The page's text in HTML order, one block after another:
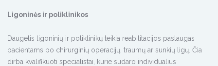
Ligoninės ir poliklinikos
Daugelis ligoninių ir poliklinikų teikia reabilitacijos paslaugas
pacientams po chirurginių operacijų, traumų ar sunkių ligų. Čia
dirba kvalifikuoti specialistai, kurie sudaro individualius